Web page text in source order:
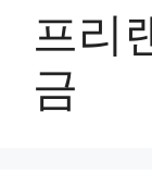
프리
금